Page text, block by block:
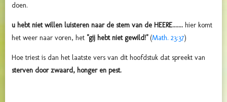
doen.
u hebt niet willen luisteren naar de stem van de HEERE....... hier komt
het weer naar voren, het "gij hebt niet gewild!"(Math. 23:37)
Hoe triest is dan het laatste vers van dit hoofdstuk dat spreekt van
sterven door zwaard, honger en pest.